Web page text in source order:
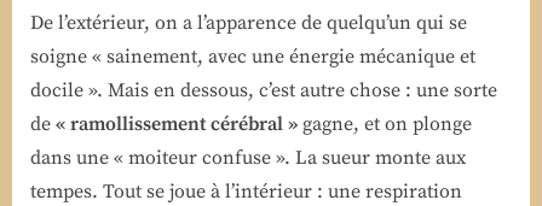
De l’extérieur, on a l’apparence de quelqu’un qui se
soigne « sainement, avec une énergie mécanique et
docile ». Mais en dessous, c’est autre chose : une sorte
de « ramollissement cérébral » gagne, et on plonge
dans une « moiteur confuse ». La sueur monte aux
tempes. Tout se joue à l’intérieur : une respiration